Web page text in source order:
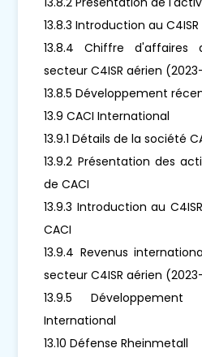
13.8.3 Introduction au
13.8.4 Chiffre d'affaires
secteur C4ISR aérien
13.8.5 Développement
13.9 CACI International
13.9.1 Détails de la société
13.9.2 Présentation des
de CACI
13.9.3 Introduction au
CACI
13.9.4 Revenus
secteur C4ISR aérien
13.9.5
International
13.10 Défense Rheinmetall